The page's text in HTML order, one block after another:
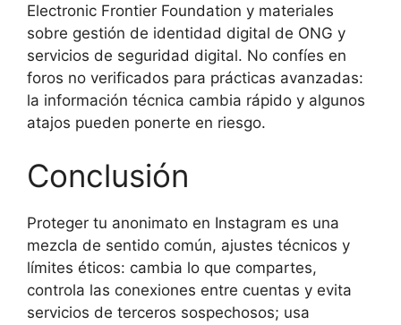
Electronic Frontier Foundation y materiales
sobre gestión de identidad digital de ONG y
servicios de seguridad digital. No confíes en
foros no verificados para prácticas avanzadas:
la información técnica cambia rápido y algunos
atajos pueden ponerte en riesgo.
Conclusión
Proteger tu anonimato en Instagram es una
mezcla de sentido común, ajustes técnicos y
límites éticos: cambia lo que compartes,
controla las conexiones entre cuentas y evita
servicios de terceros sospechosos; usa